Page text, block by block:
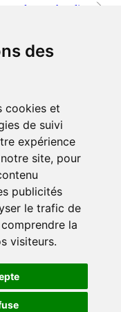
des
cookies et
de suivi
expérience
site, pour
publicités
le trafic de
la
visiteurs.
de marchandise